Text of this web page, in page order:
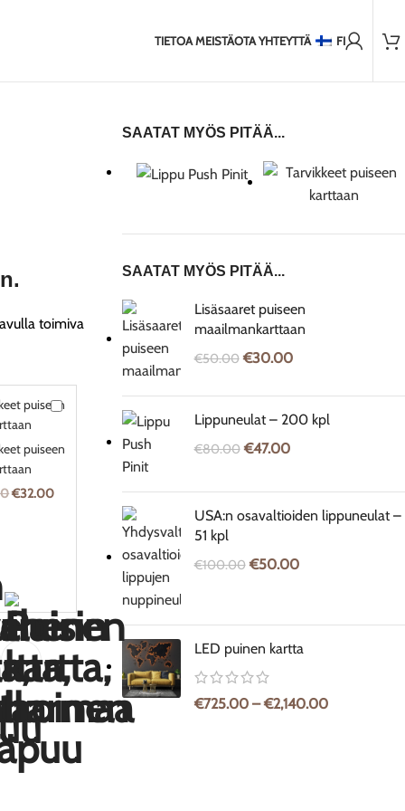
TIETOA MEISTÄOTA YHTEYTTÄ FI
toimiva
Tarvikkeet
karttaan
puiseen
€32.00
SAATAT MYÖS PITÄÄ...
SAATAT MYÖS PITÄÄ...
Lisäsaaret puiseen
maailmankarttaan
€50.00 €30.00
Lippuneulat – 200 kpl
€80.00 €47.00
USA:n osavaltioiden lippuneulat –
51 kpl
€100.00 €50.00
LED puinen kartta
€725.00 – €2,140.00